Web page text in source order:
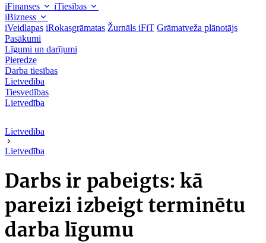
iFinanses
iTiesības
iBizness
iVeidlapas iRokasgrāmatas Žurnāls iFiT Grāmatveža plānotājs
Pasākumi
Līgumi un darījumi
Pieredze
Darba tiesības
Lietvedība
Tiesvedības
Lietvedība
Lietvedība
Lietvedība
Darbs ir pabeigts: kā
pareizi izbeigt terminētu
darba līgumu